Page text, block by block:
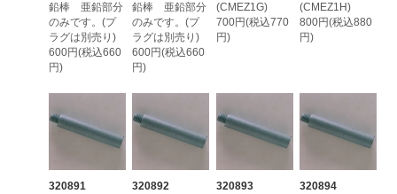
鉛棒 亜鉛部分
のみです。(プ
ラグは別売り)
600円(税込660
円)
鉛棒 亜鉛部分
のみです。(プ
ラグは別売り)
600円(税込660
円)
(CMEZ1G)
700円(税込770
円)
(CMEZ1H)
800円(税込880
円)
320891
320892
320893
320894